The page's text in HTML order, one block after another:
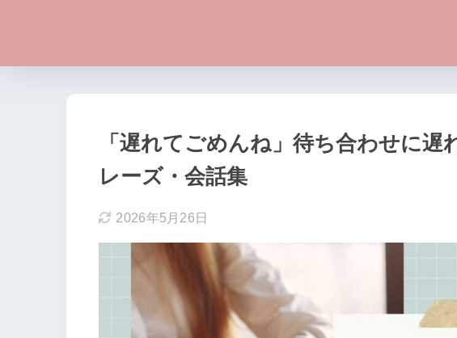
「遅れてごめんね」待ち合わせに遅
レーズ・会話集
2026年5月26日